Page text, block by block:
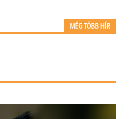
MÉG TÖBB HÍR